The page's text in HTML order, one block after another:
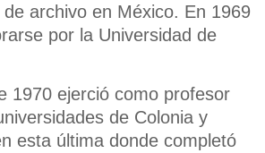
archivo en México. En 1969
por la Universidad de
1970 ejerció como profesor
de Colonia y
esta última donde completó